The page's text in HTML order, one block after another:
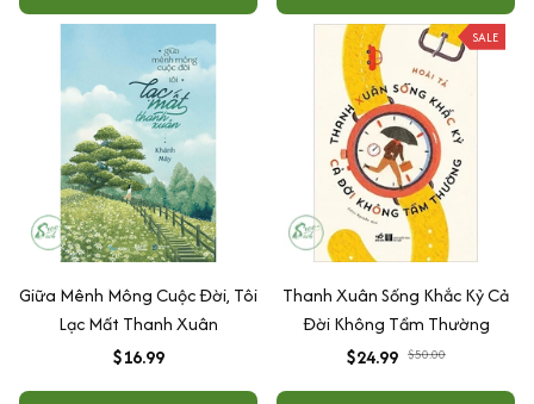
Giữa Mênh Mông Cuộc Đời, Tôi
Lạc Mất Thanh Xuân
$16.99
SALE
Thanh Xuân Sống Khắc Kỷ Cả
Đời Không Tầm Thường
$24.99 $50.00